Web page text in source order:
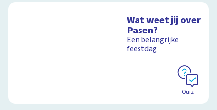
Wat weet jij over
Pasen?
Een belangrijke
feestdag
Quiz